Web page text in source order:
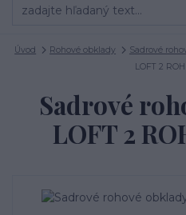
Úvod Rohové obklady Sadrové
LOFT 2
Sadrové
LOFT 2